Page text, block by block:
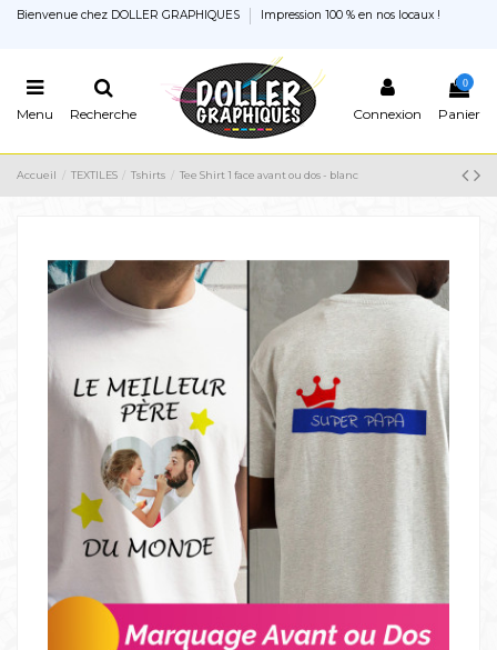
Bienvenue chez DOLLER GRAPHIQUES Impression 100 % en nos locaux !
Menu Recherche Connexion
0
Panier
Accueil TEXTILES Tshirts Tee Shirt 1 face avant ou dos - blanc